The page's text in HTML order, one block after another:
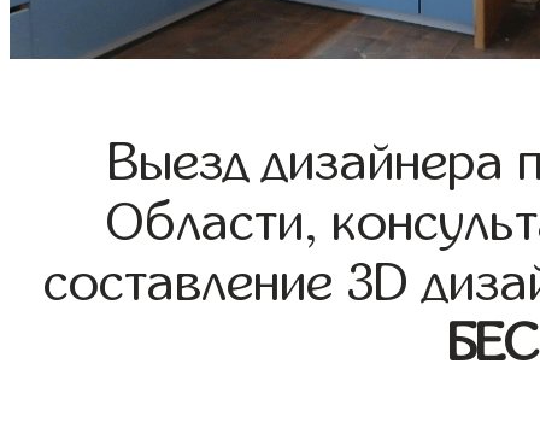
Выезд дизайнера
Области,
составление 3D